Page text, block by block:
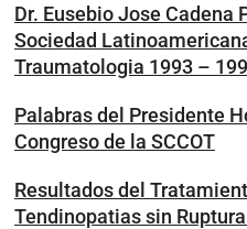
Dr. Eusebio Jose Cadena
Sociedad
Traumatologia 1993 –
Palabras del Presidente
Congreso de la SCCOT
Resultados del
Tendinopatias sin